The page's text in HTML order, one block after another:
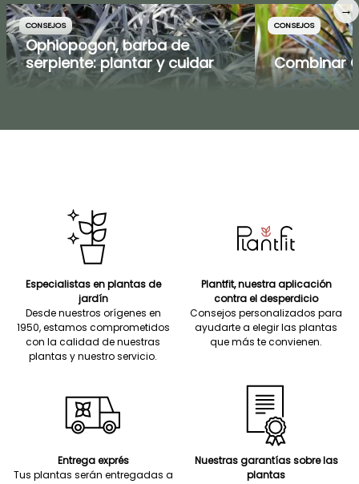
CONSEJOS
Ophiopogon, barba de
serpiente: plantar y cuidar
CONSEJOS
Combinar
→
Especialistas en plantas de
jardín
Desde nuestros orígenes en
1950, estamos comprometidos
con la calidad de nuestras
plantas y nuestro servicio.
Plantfit, nuestra aplicación
contra el desperdicio
Consejos personalizados para
ayudarte a elegir las plantas
que más te convienen.
Entrega exprés
Tus plantas serán entregadas a
Nuestras garantías sobre las
plantas